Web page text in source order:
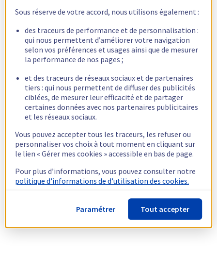
Sous réserve de votre accord, nous utilisons également :
des traceurs de performance et de personnalisation :
qui nous permettent d’améliorer votre navigation
selon vos préférences et usages ainsi que de mesurer
la performance de nos pages ;
et des traceurs de réseaux sociaux et de partenaires
tiers : qui nous permettent de diffuser des publicités
ciblées, de mesurer leur efficacité et de partager
certaines données avec nos partenaires publicitaires
et les réseaux sociaux.
Vous pouvez accepter tous les traceurs, les refuser ou
personnaliser vos choix à tout moment en cliquant sur
le lien « Gérer mes cookies » accessible en bas de page.
Pour plus d’informations, vous pouvez consulter notre
politique d'informations de d'utilisation des cookies.
Paramétrer Tout accepter